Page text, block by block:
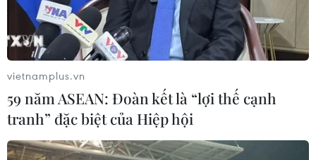
VNPT-VRG và cái “bắt tay” chiến
lược của để xây mô hình khu công
nghiệp công nghệ số
05/08/2026 02:59
VIB ra mắt One Card, mở ra bước
tiến mới về thẻ tín dụng
vietnamplus.vn
59 năm ASEAN: Đoàn kết là “lợi thế cạnh
tranh” đặc biệt của Hiệp hội